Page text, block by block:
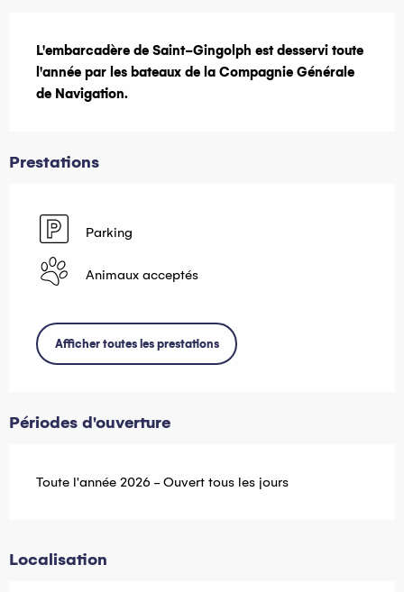
L'embarcadère de Saint-Gingolph est desservi toute
l'année par les bateaux de la Compagnie Générale
de Navigation.
Prestations
Parking
Animaux acceptés
Afficher toutes les prestations
Périodes d'ouverture
Toute l'année 2026 - Ouvert tous les jours
Localisation